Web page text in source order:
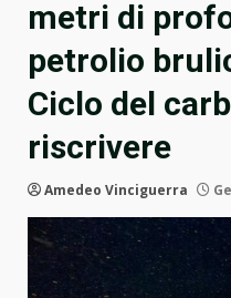
metri di
petrolio
Ciclo del
riscrivere
Amedeo Vinciguerra